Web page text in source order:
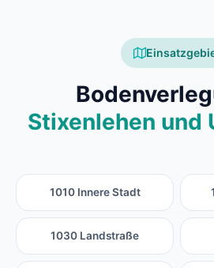
Stixenlehen und
1010 Innere Stadt
1030 Landstraße